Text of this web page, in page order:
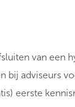
van een
bij adviseurs
eerste